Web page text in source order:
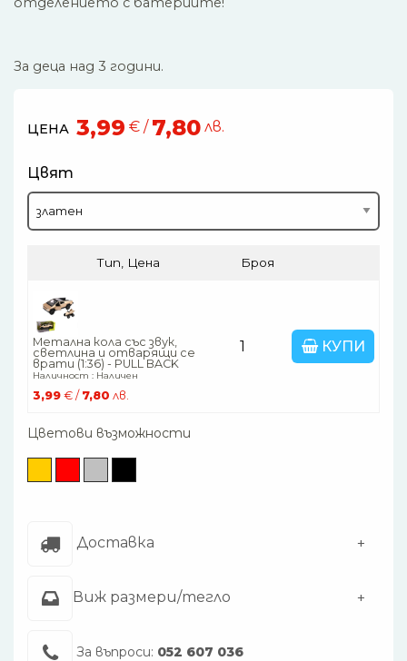
За деца над 3 години.
ЦЕНА 3,99 € / 7,80 лв.
Цвят
Тип, Цена Броя
Метална кола със звук,
светлина и отварящи се
врати (1:36) - PULL BACK
Наличност : Наличен
3,99 € / 7,80 лв.
КУПИ
Цветови възможности
Доставка
Виж размери/тегло
За въпроси: 052 607 036